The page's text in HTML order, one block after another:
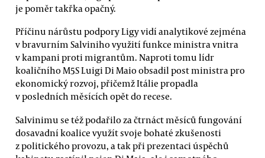
je poměr takřka opačný.
Příčinu nárůstu podpory Ligy vidí analytikové zejména
v bravurním Salviniho využití funkce ministra vnitra
v kampani proti migrantům. Naproti tomu lídr
koaličního M5S Luigi Di Maio obsadil post ministra pro
ekonomický rozvoj, přičemž Itálie propadla
v posledních měsících opět do recese.
Salvinimu se též podařilo za čtrnáct měsíců fungování
dosavadní koalice využít svoje bohaté zkušenosti
z politického provozu, a tak při prezentaci úspěchů